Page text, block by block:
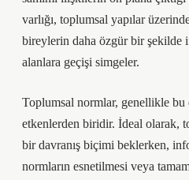
varlığı, toplumsal yapılar
bireylerin daha özgür bir şekilde
alanlara geçişi simgeler.
Toplumsal normlar, genellikle
etkenlerden biridir. İdeal olarak,
bir davranış biçimi beklerken,
normların esnetilmesi veya